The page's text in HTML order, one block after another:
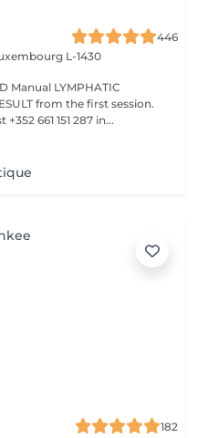
446
L-1430
session.
661 151 287 in...
182